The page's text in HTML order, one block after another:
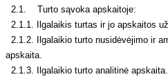
2.1. Turto sąvoka apskaitoje:
2.1.1. Ilgalaikis turtas ir jo apskaitos
2.1.2. Ilgalaikio turto nusidėvėjimo ir
apskaita.
2.1.3. Ilgalaikio turto analitinė apskaita.